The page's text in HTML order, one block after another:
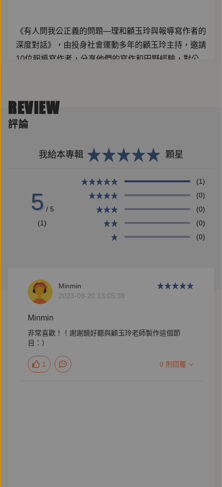
《有人問我公正義的問題—理和顧玉玲與報導寫作者的
深度對話》，由投身社會運動多年的顧玉玲主持，邀請
10位報導寫作者，分享他們的寫作和田野經驗，對公
節目預告//
EP01｜ft.黃瀚嶢《沒口之河》
EP03｜ft.陳昭如《無罪的罪人：迷霧中的校園女童性
EP04｜ft.朱健炫《炭空：追尋記憶深處的煤鄉》
EP05｜ft.何欣潔《斷裂的海：金門、馬祖，從國共前
線到台灣偶然的共同體》
EP06｜ft.高俊宏《拉流斗霸：尋找大豹社事件隘勇線
難民爭取在台合法身分之路》
EP08｜ft.沙力浪《用頭帶背起一座座山：嚮導背工與
巡山員的故事》
EP09｜ft.陳柏謙《激進 1949：白色恐怖郵電案紀實》
EP10｜ft.蕭菊貞《南方，寂寞鐵道：我們在時光列車
上相遇》
REVIEW
評論
我給本專輯 顆星
5 / 5
(1)
(1)
(0)
(0)
(0)
(0)
Minmin
2023-09-20 13:05:39
Minmin
非常喜歡！！謝謝鏡好聽與顧玉玲老師製作這個節
目：）
1 0 則回覆